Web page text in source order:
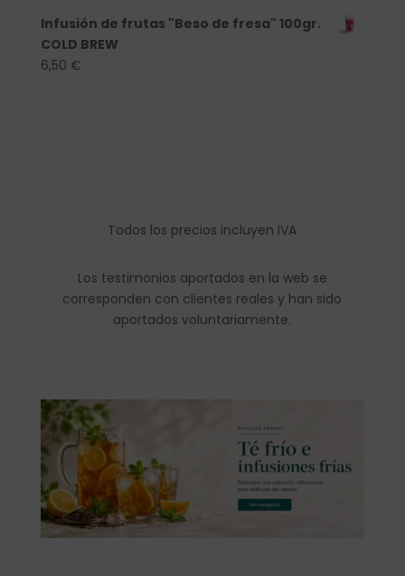
Infusión de frutas "Beso de fresa" 100gr.
COLD BREW
6,50 €
Todos los precios incluyen IVA
Los testimonios aportados en la web se
corresponden con clientes reales y han sido
aportados voluntariamente.